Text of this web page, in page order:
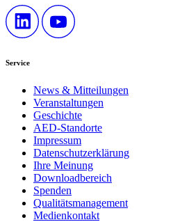
Service
News & Mitteilungen
Veranstaltungen
Geschichte
AED-Standorte
Impressum
Datenschutzerklärung
Ihre Meinung
Downloadbereich
Spenden
Qualitätsmanagement
Medienkontakt